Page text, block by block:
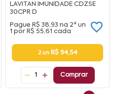
LAVITAN IMUNIDADE CDZSE
30CPR D
Pague R$ 38,93 na 2ª un
1 por R$ 55,61 cada
2 un R$ 94,54
1 Comprar